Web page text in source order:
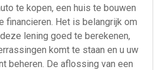
te kopen, een huis te bouwen
financieren. Het is belangrijk om
lening goed te berekenen,
komt te staan en u uw
beheren. De aflossing van een